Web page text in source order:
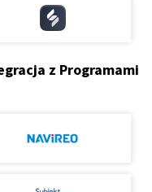
z Programami